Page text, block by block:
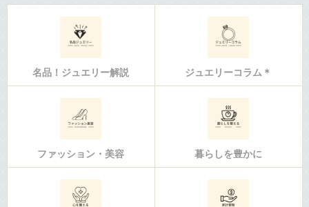
名品！ジュエリー解説 ジュエリーコラム＊
ファッション・美容 暮らしを豊かに